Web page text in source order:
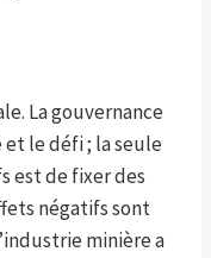
La gouvernance
le défi ; la seule
est de fixer des
négatifs sont
minière a